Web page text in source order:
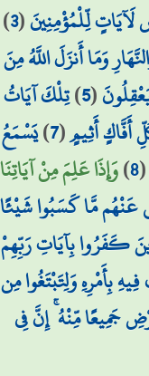
لَآيَاتٍ لِّلْمُؤْمِنِينَ(
3
)
وَمَا أَنزَلَ اللَّهُ مِنَ
(
5
)تِلْكَ آيَاتُ
أَفَّاكٍ أَثِيمٍ(
7
)يَسْمَعُ
8
)وَإِذَا عَلِمَ مِنْ آيَاتِنَا
عَنْهُم مَّا كَسَبُوا شَيْئًا
كَفَرُوا بِآيَاتِ رَبِّهِمْ
بِأَمْرِهِ وَلِتَبْتَغُوا مِن
جَمِيعًا مِّنْهُ ۚ إِنَّ فِي